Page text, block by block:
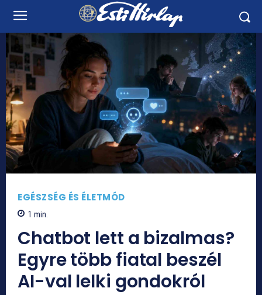
EGÉSZSÉG ÉS ÉLETMÓD
1 min.
Chatbot lett a bizalmas?
Egyre több fiatal beszél
AI-val lelki gondokról